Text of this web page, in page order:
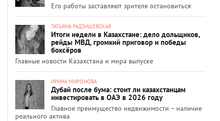
Его работы заставляют зрителя остановиться
ТАТЬЯНА РАДЗИШЕВСКАЯ
Итоги недели в Казахстане: дело дольщиков,
рейды МВД, громкий приговор и победы
боксёров
Главные новости Казахстана и мира выпуске
ИРИНА МИРОНОВА
Дубай после бума: стоит ли казахстанцам
инвестировать в ОАЭ в 2026 году
Главное преимущество недвижимости – наличие
реального актива